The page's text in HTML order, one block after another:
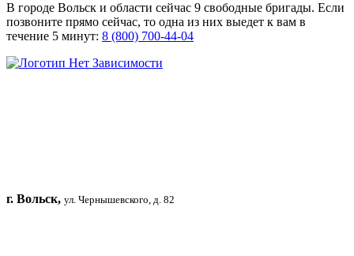
В городе Вольск и области сейчас 9 свободные бригады. Если
позвоните прямо сейчас, то одна из них выедет к вам в
течение 5 минут: 8 (800) 700-44-04
г. Вольск, ул. Чернышевского, д. 82